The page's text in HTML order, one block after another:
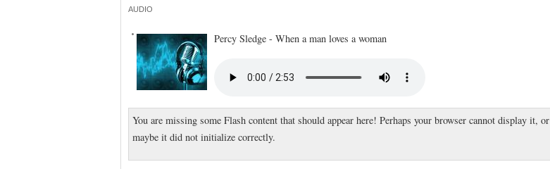
AUDIO
Percy Sledge - When a man loves a woman
You are missing some Flash content that should appear here! Perhaps your browser cannot display it, or
maybe it did not initialize correctly.